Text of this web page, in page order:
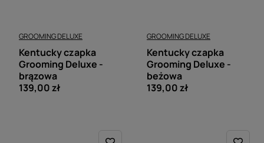
GROOMING DELUXE
Kentucky czapka
Grooming Deluxe -
brązowa
139,00 zł
GROOMING DELUXE
Kentucky czapka
Grooming Deluxe -
beżowa
139,00 zł